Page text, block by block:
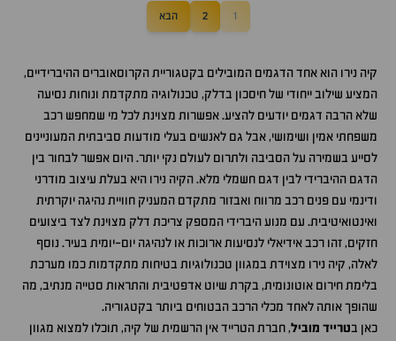
1
2 הבא
קיה נירו הוא אחד הדגמים המובילים בקטגוריית הקרוסאוברים ההיברידיים,
המציע שילוב ייחודי של חיסכון בדלק, טכנולוגיה מתקדמת ונוחות נסיעה
שלא הרבה דגמים יודעים להציע. אפשרות מצוינת לכל מי שמחפש רכב
משפחתי אמין ושימושי, אבל גם לאנשים בעלי מודעות סביבתית המעוניינים
לסייע בשמירה על הסביבה ולתרום לעולם נקי יותר. היום אפשר לבחור בין
הדגם ההיברידי לבין דגם חשמלי מלא. הקיה נירו היא בעלת עיצוב מודרני
ודינמי עם פנים רכב מרווח ואבזור מתקדם המעניק חוויית נהיגה יוקרתית
ואינטואיטיבית. עם מנוע היברידי המספק צריכת דלק מצוינת לצד ביצועים
חזקים, זהו רכב אידיאלי לנסיעות ארוכות או לנהיגה יום-יומית בעיר. נוסף
לאלה, קיה נירו מצוידת במגוון טכנולוגיות בטיחות מתקדמות כמו מערכת
בלימת חירום אוטונומית, בקרת שיוט אדפטיבית והתראות סטייה מנתיב, מה
שהופך אותה לאחד מכלי הרכב הבטוחים ביותר בקטגוריה.
כאן בטרייד מוביל, חברת הטרייד אין הרשמית של קיה, תוכלו למצוא מגוון